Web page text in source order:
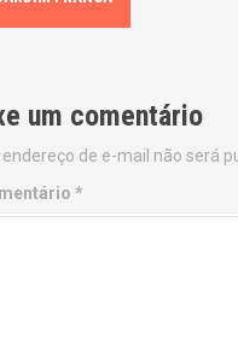
um comentário
endereço de e-mail não será
*